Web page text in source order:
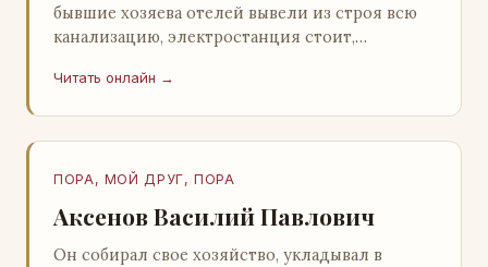
бывшие хозяева отелей вывели из строя всю
канализацию, электростанция стоит,
А. Алешин». …
Читать онлайн →
ПОРА, МОЙ ДРУГ, ПОРА
Аксенов Василий Павлович
Он собирал свое хозяйство, укладывал в